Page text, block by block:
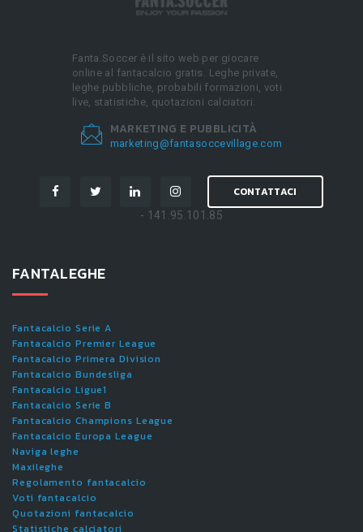
Fanta.Soccer è il sito web per giocare
online al fantacalcio gratis. Leghe private,
leghe pubbliche, probabili formazioni, voti
live, statistiche, quotazioni calciatori.
MARKETING E PUBBLICITÀ
marketing@fantasoccevillage.com
CONTATTACI
- 141.95.101.85
FANTALEGHE
Fantacalcio Serie A
Fantacalcio Premier League
Fantacalcio Primera Division
Fantacalcio Bundesliga
Fantacalcio Ligue1
Fantacalcio Serie B
Fantacalcio Champions League
Fantacalcio Europa League
Naviga leghe
Maxileghe
Regolamento fantacalcio
Voti fantacalcio
Quotazioni fantacalcio
Statistiche calciatori